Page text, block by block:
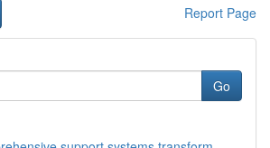
Report Page
Go